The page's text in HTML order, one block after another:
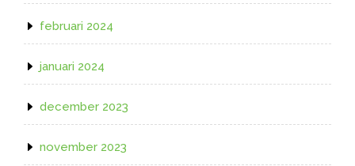
februari 2024
januari 2024
december 2023
november 2023